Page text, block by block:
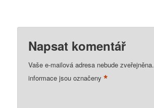
Napsat komentář
Vaše e-mailová adresa nebude zveřejněna.
informace jsou označeny*